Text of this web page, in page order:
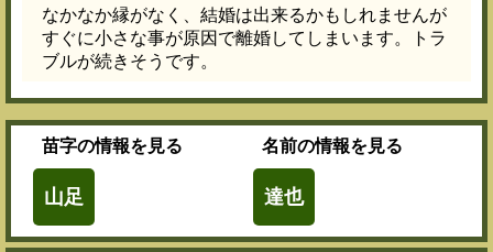
なかなか縁がなく、結婚は出来るかもしれませんが
すぐに小さな事が原因で離婚してしまいます。トラ
ブルが続きそうです。
苗字の情報を見る
山足
名前の情報を見る
達也